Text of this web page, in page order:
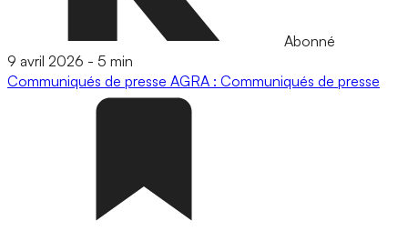
Abonné
9 avril 2026 - 5 min
Communiqués de presse AGRA : Communiqués de presse